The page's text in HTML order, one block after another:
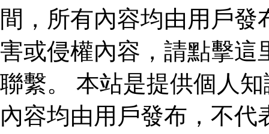
間，所有內容均由用戶
害或侵權內容，請點擊這
聯繫。 本站是提供個人
內容均由用戶發布，不